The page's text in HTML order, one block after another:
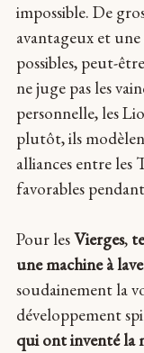
impossible. De
avantageux et
possibles, peut-
ne juge pas les
personnelle, les
plutôt, ils
alliances entre les
favorables
Pour lesVierges,
une machine à
soudainement la
développement
qui ont inventé la